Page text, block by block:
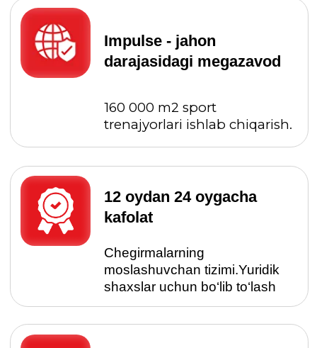
12 oydan 24 oygacha
kafolat
shaxslar uchun bo‘lib to‘lash
Fitnes konsalting
Xalqaro ekspertlarni jalb qilgan
holda biznes modeli bo‘yicha
maslahat berish, fitnes klubi
konsepsiyasini ishlab chiqish.
200+ mamlakatlar
Trenajyorlarimiz
sertifikatlangan.